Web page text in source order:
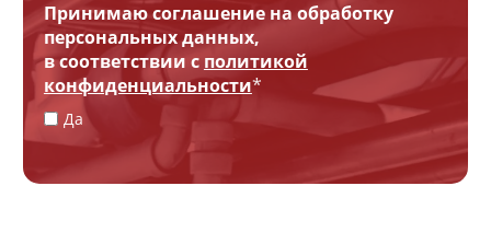
Принимаю соглашение на обработку
персональных данных,
в соответствии с политикой
конфиденциальности*
Да